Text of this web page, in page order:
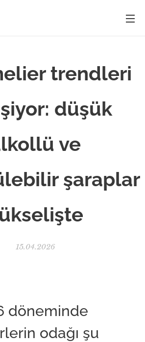
trendleri
düşük
ve
şaraplar
15.04.2026
döneminde
odağı şu